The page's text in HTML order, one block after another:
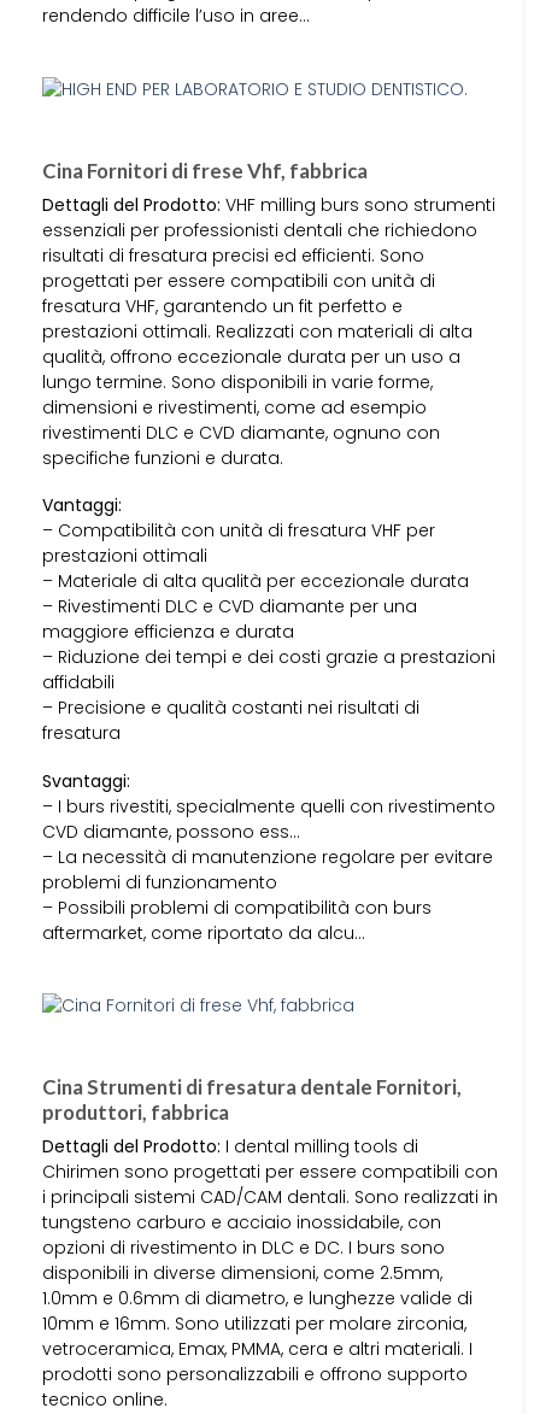
rendendo difficile l’uso in aree…
Cina Fornitori di frese Vhf, fabbrica
Dettagli del Prodotto: VHF milling burs sono strumenti
essenziali per professionisti dentali che richiedono
risultati di fresatura precisi ed efficienti. Sono
progettati per essere compatibili con unità di
fresatura VHF, garantendo un fit perfetto e
prestazioni ottimali. Realizzati con materiali di alta
qualità, offrono eccezionale durata per un uso a
lungo termine. Sono disponibili in varie forme,
dimensioni e rivestimenti, come ad esempio
rivestimenti DLC e CVD diamante, ognuno con
specifiche funzioni e durata.
Vantaggi:
– Compatibilità con unità di fresatura VHF per
prestazioni ottimali
– Materiale di alta qualità per eccezionale durata
– Rivestimenti DLC e CVD diamante per una
maggiore efficienza e durata
– Riduzione dei tempi e dei costi grazie a prestazioni
affidabili
– Precisione e qualità costanti nei risultati di
fresatura
Svantaggi:
– I burs rivestiti, specialmente quelli con rivestimento
CVD diamante, possono ess…
– La necessità di manutenzione regolare per evitare
problemi di funzionamento
– Possibili problemi di compatibilità con burs
aftermarket, come riportato da alcu…
Cina Strumenti di fresatura dentale Fornitori,
produttori, fabbrica
Dettagli del Prodotto: I dental milling tools di
Chirimen sono progettati per essere compatibili con
i principali sistemi CAD/CAM dentali. Sono realizzati in
tungsteno carburo e acciaio inossidabile, con
opzioni di rivestimento in DLC e DC. I burs sono
disponibili in diverse dimensioni, come 2.5mm,
1.0mm e 0.6mm di diametro, e lunghezze valide di
10mm e 16mm. Sono utilizzati per molare zirconia,
vetroceramica, Emax, PMMA, cera e altri materiali. I
prodotti sono personalizzabili e offrono supporto
tecnico online.